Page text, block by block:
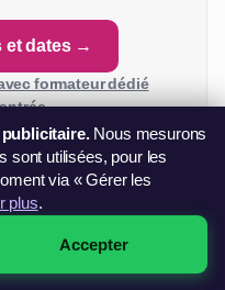
et dates →
formateur dédié
→
Réserver →
Nous mesurons
sont utilisées, pour les
via « Gérer les
plus.
Accepter